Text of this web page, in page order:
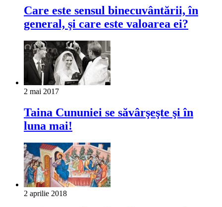
Care este sensul binecuvântării, în
general, şi care este valoarea ei?
2 mai 2017
Taina Cununiei se săvârşeşte şi în
luna mai!
2 aprilie 2018